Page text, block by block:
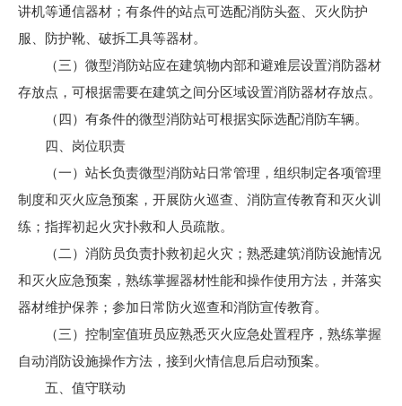
讲机等通信器材；有条件的站点可选配消防头盔、灭火防护
服、防护靴、破拆工具等器材。
（三）微型消防站应在建筑物内部和避难层设置消防器材
存放点，可根据需要在建筑之间分区域设置消防器材存放点。
（四）有条件的微型消防站可根据实际选配消防车辆。
四、岗位职责
（一）站长负责微型消防站日常管理，组织制定各项管理
制度和灭火应急预案，开展防火巡查、消防宣传教育和灭火训
练；指挥初起火灾扑救和人员疏散。
（二）消防员负责扑救初起火灾；熟悉建筑消防设施情况
和灭火应急预案，熟练掌握器材性能和操作使用方法，并落实
器材维护保养；参加日常防火巡查和消防宣传教育。
（三）控制室值班员应熟悉灭火应急处置程序，熟练掌握
自动消防设施操作方法，接到火情信息后启动预案。
五、值守联动